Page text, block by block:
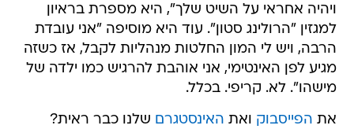
ויהיה אחראי על השיט שלך", היא מספרת בראיון
למגזין "הרולינג סטון". עוד היא מוסיפה "אני עובדת
הרבה, ויש לי המון החלטות מנהליות לקבל, אז כשזה
מגיע לפן האינטימי, אני אוהבת להרגיש כמו ילדה של
מישהו". לא. קריפי. בכלל.
את הפייסבוק ואת האינסטגרם שלנו כבר ראית?